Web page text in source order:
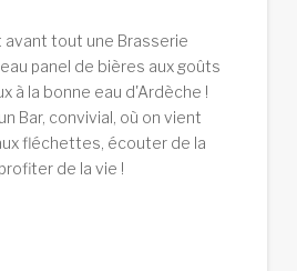
avant tout une Brasserie
panel de bières aux goûts
à la bonne eau d'Ardèche !
Bar, convivial, où on vient
fléchettes, écouter de la
de la vie !